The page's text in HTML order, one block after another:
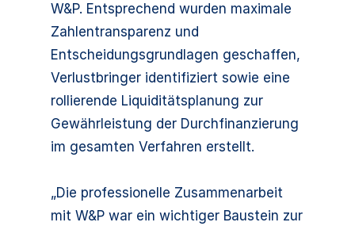
W&P. Entsprechend wurden maximale
Zahlentransparenz und
Entscheidungsgrundlagen geschaffen,
Verlustbringer identifiziert sowie eine
rollierende Liquiditätsplanung zur
Gewährleistung der Durchfinanzierung
im gesamten Verfahren erstellt.
„Die professionelle Zusammenarbeit
mit W&P war ein wichtiger Baustein zur